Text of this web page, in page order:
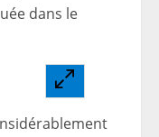
dans le